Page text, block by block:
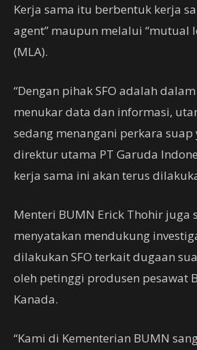
Kerja sama itu berbentuk kerja
agent” maupun melalui “mutual
(MLA).
“Dengan pihak SFO adalah
menukar data dan informasi,
sedang menangani perkara
direktur utama PT Garuda
kerja sama ini akan terus
Menteri BUMN Erick Thohir juga
menyatakan mendukung
dilakukan SFO terkait dugaan
oleh petinggi produsen pesawat
Kanada.
“Kami di Kementerian BUMN